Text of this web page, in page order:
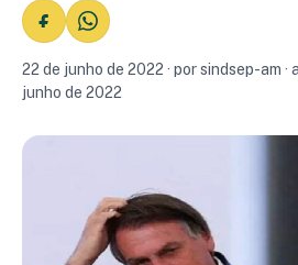
22 de junho de 2022 · por sindsep-am
junho de 2022